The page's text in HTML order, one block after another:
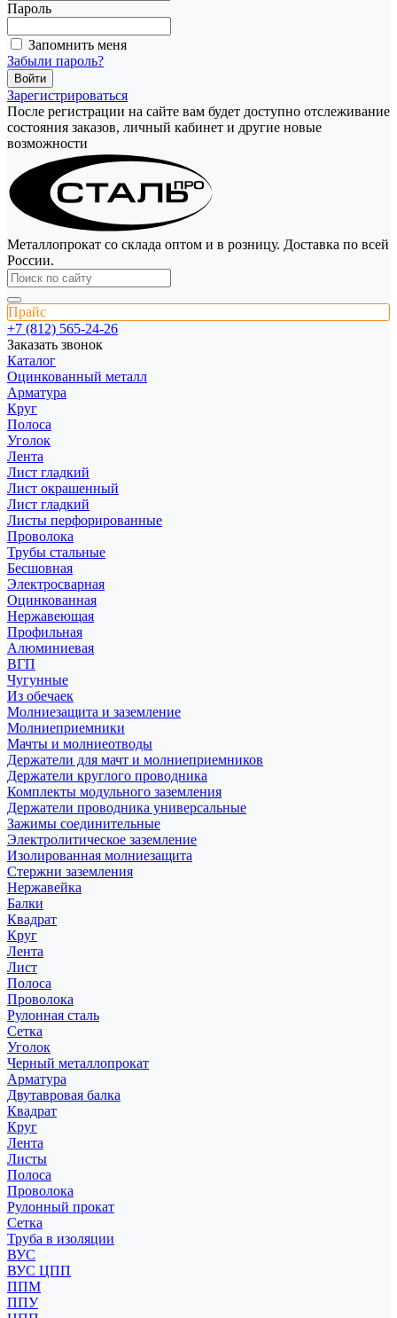
Пароль
Запомнить меня
Забыли пароль?
Зарегистрироваться
После регистрации на сайте вам будет доступно отслеживание
состояния заказов, личный кабинет и другие новые
возможности
Металлопрокат со склада оптом и в розницу. Доставка по всей
России.
Прайс
+7 (812) 565-24-26
Заказать звонок
Каталог
Оцинкованный металл
Арматура
Круг
Полоса
Уголок
Лента
Лист гладкий
Лист окрашенный
Лист гладкий
Листы перфорированные
Проволока
Трубы стальные
Бесшовная
Электросварная
Оцинкованная
Нержавеющая
Профильная
Алюминиевая
ВГП
Чугунные
Из обечаек
Молниезащита и заземление
Молниеприемники
Мачты и молниеотводы
Держатели для мачт и молниеприемников
Держатели круглого проводника
Комплекты модульного заземления
Держатели проводника универсальные
Зажимы соединительные
Электролитическое заземление
Изолированная молниезащита
Стержни заземления
Нержавейка
Балки
Квадрат
Круг
Лента
Лист
Полоса
Проволока
Рулонная сталь
Сетка
Уголок
Черный металлопрокат
Арматура
Двутавровая балка
Квадрат
Круг
Лента
Листы
Полоса
Проволока
Рулонный прокат
Сетка
Труба в изоляции
ВУС
ВУС ЦПП
ППМ
ППУ